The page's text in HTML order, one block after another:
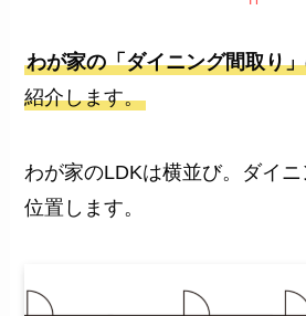
わが家の「ダイニング間取り
紹介します。
わが家のLDKは横並び。ダイ
位置します。